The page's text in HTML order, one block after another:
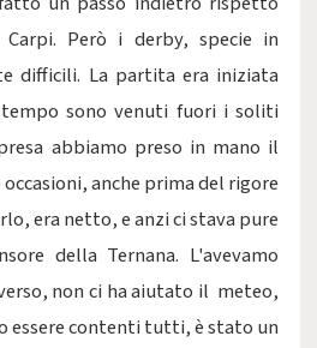
Però i derby, specie in
difficili. La partita era iniziata
sono venuti fuori i soliti
abbiamo preso in mano il
anche prima del rigore
era netto, e anzi ci stava pure
della Ternana. L'avevamo
non ci ha aiutato il meteo,
essere contenti tutti, è stato un